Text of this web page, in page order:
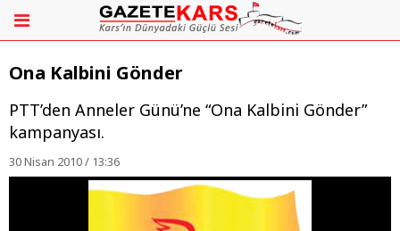
Ona Kalbini Gönder
PTT’den Anneler Günü’ne “Ona Kalbini Gönder”
kampanyası.
30 Nisan 2010 / 13:36